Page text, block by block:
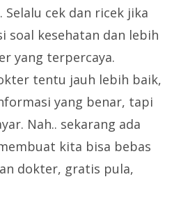
cek dan ricek jika
soal kesehatan dan lebih
yang terpercaya.
tentu jauh lebih baik,
yang benar, tapi
Nah.. sekarang ada
kita bisa bebas
dokter, gratis pula,